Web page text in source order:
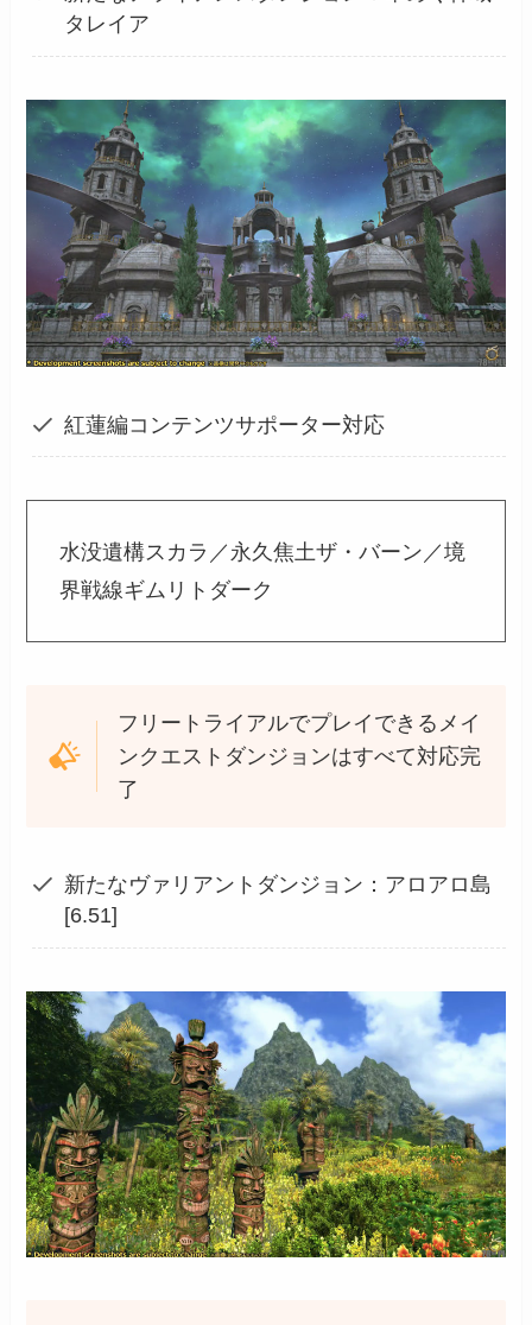
タレイア
紅蓮編コンテンツサポーター対応
水没遺構スカラ／永久焦土ザ・バーン／境
界戦線ギムリトダーク
フリートライアルでプレイできるメイ
ンクエストダンジョンはすべて対応完
了
新たなヴァリアントダンジョン：アロアロ島
[6.51]